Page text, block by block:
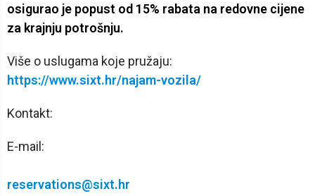
osigurao je popust od 15% rabata na redovne cijene
za krajnju potrošnju.
Više o uslugama koje pružaju:
https://www.sixt.hr/najam-vozila/
Kontakt:
E-mail:
reservations@sixt.hr